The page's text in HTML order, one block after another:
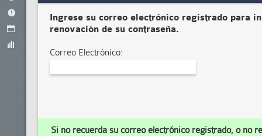
Ingrese su correo electrónico registrado para
renovación de su contraseña.
Correo Electrónico:
Si no recuerda su correo electrónico registrado, o no